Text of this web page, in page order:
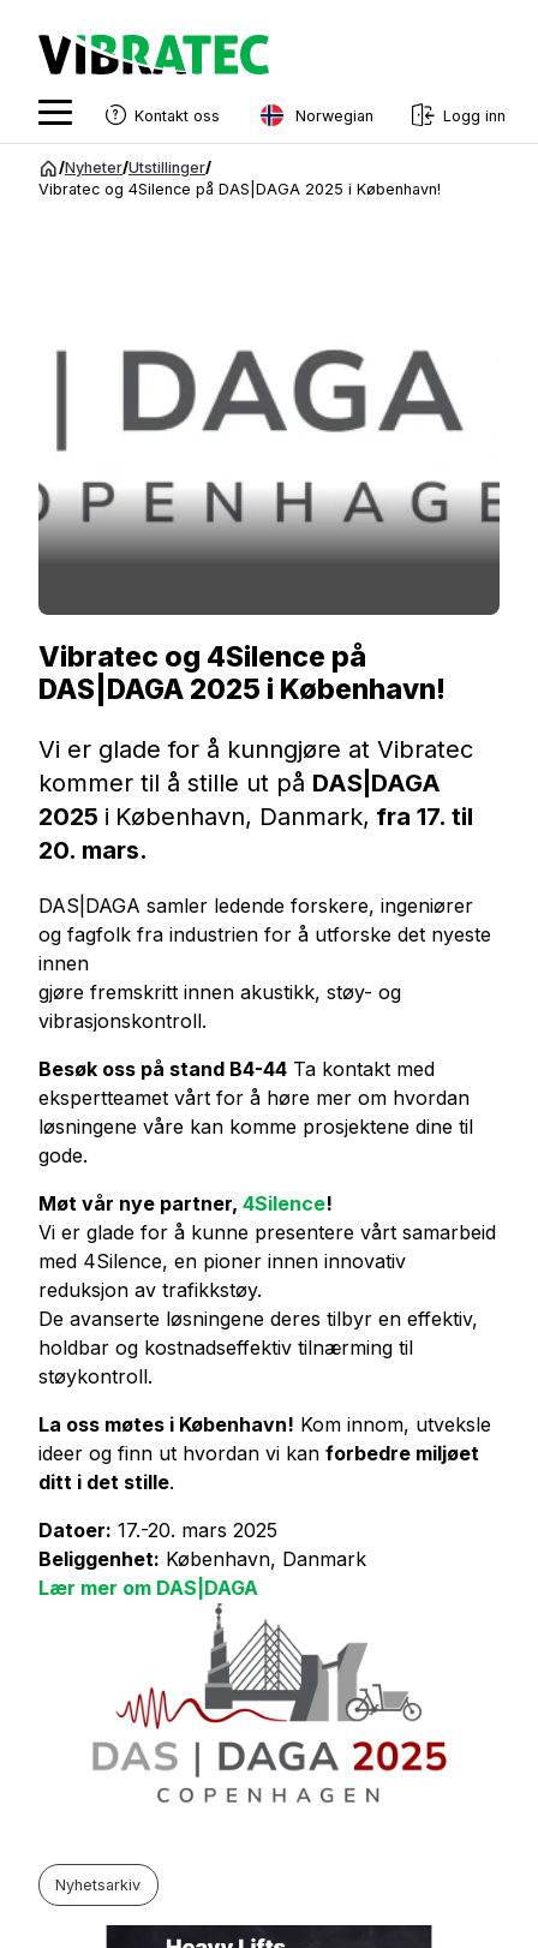
Kontakt oss Norwegian
Swedish
Finnish
Danish
Logg inn
/Nyheter/Utstillinger/
Vibratec og 4Silence på DAS|DAGA 2025 i København!
Vibratec og 4Silence på
DAS|DAGA 2025 i København!
Vi er glade for å kunngjøre at Vibratec
kommer til å stille ut på DAS|DAGA
2025 i København, Danmark, fra 17. til
20. mars.
DAS|DAGA samler ledende forskere, ingeniører
og fagfolk fra industrien for å utforske det nyeste
innen
gjøre fremskritt innen akustikk, støy- og
vibrasjonskontroll.
Besøk oss på stand B4-44 Ta kontakt med
ekspertteamet vårt for å høre mer om hvordan
løsningene våre kan komme prosjektene dine til
gode.
Møt vår nye partner, 4Silence!
Vi er glade for å kunne presentere vårt samarbeid
med 4Silence, en pioner innen innovativ
reduksjon av trafikkstøy.
De avanserte løsningene deres tilbyr en effektiv,
holdbar og kostnadseffektiv tilnærming til
støykontroll.
La oss møtes i København! Kom innom, utveksle
ideer og finn ut hvordan vi kan forbedre miljøet
ditt i det stille.
Datoer: 17.-20. mars 2025
Beliggenhet: København, Danmark
Lær mer om DAS|DAGA
Nyhetsarkiv